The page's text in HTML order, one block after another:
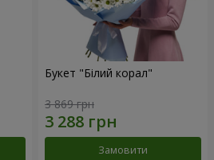
Букет "Білий корал"
3 869 грн
Замовити